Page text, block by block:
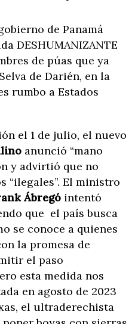
de Panamá
DESHUMANIZANTE
de púas que ya
de Darién, en la
rumbo a Estados
el 1 de julio, el nuevo
anunció “mano
y advirtió que no
El ministro
Ábregó intentó
que el país busca
se conoce a quienes
la promesa de
el paso
esta medida nos
en agosto de 2023
el ultraderechista